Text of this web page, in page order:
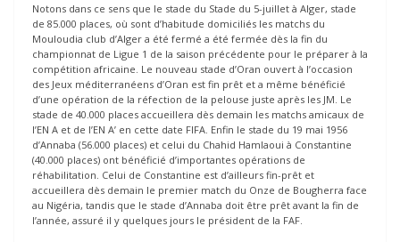
Notons dans ce sens que le stade du Stade du 5-juillet à Alger, stade
de 85.000 places, où sont d’habitude domiciliés les matchs du
Mouloudia club d’Alger a été fermé a été fermée dès la fin du
championnat de Ligue 1 de la saison précédente pour le préparer à la
compétition africaine. Le nouveau stade d’Oran ouvert à l’occasion
des Jeux méditerranéens d’Oran est fin prêt et a même bénéficié
d’une opération de la réfection de la pelouse juste après les JM. Le
stade de 40.000 places accueillera dès demain les matchs amicaux de
l’EN A et de l’EN A’ en cette date FIFA. Enfin le stade du 19 mai 1956
d’Annaba (56.000 places) et celui du Chahid Hamlaoui à Constantine
(40.000 places) ont bénéficié d’importantes opérations de
réhabilitation. Celui de Constantine est d’ailleurs fin-prêt et
accueillera dès demain le premier match du Onze de Bougherra face
au Nigéria, tandis que le stade d’Annaba doit être prêt avant la fin de
l’année, assuré il y quelques jours le président de la FAF.